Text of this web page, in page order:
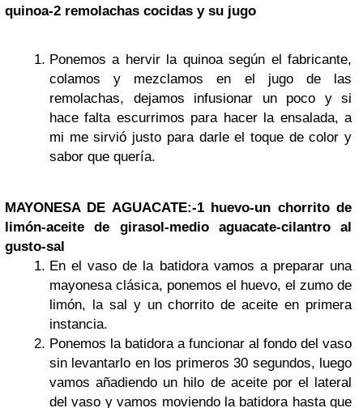
quinoa-2 remolachas cocidas y su jugo
Ponemos a hervir la quinoa según el fabricante,
colamos y mezclamos en el jugo de las
remolachas, dejamos infusionar un poco y si
hace falta escurrimos para hacer la ensalada, a
mi me sirvió justo para darle el toque de color y
sabor que quería.
MAYONESA DE AGUACATE:-1 huevo-un chorrito de
limón-aceite de girasol-medio aguacate-cilantro al
gusto-sal
En el vaso de la batidora vamos a preparar una
mayonesa clásica, ponemos el huevo, el zumo de
limón, la sal y un chorrito de aceite en primera
instancia.
Ponemos la batidora a funcionar al fondo del vaso
sin levantarlo en los primeros 30 segundos, luego
vamos añadiendo un hilo de aceite por el lateral
del vaso y vamos moviendo la batidora hasta que